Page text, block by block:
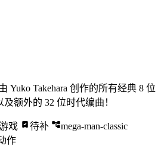
Yuko Takehara 创作的所有经典 8 位
及额外的 32 位时代编曲！
戏 待补
mega-man-classic
作